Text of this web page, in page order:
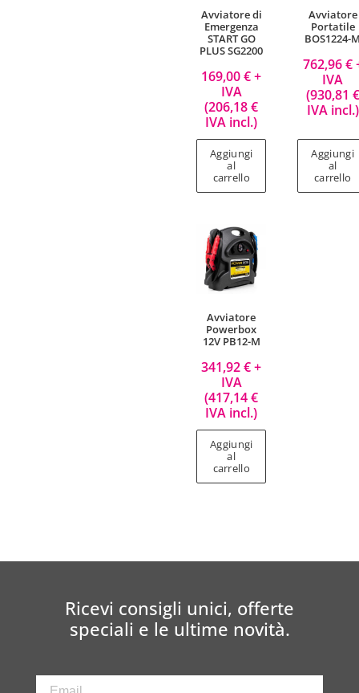
Avviatore di
Emergenza
START GO
PLUS SG2200
169,00€+
IVA
(206,18€
IVA incl.)
Aggiungi
al
carrello
Avviatore
Portatile
BOS1224-
762,96€
IVA
(930,81 €
IVA incl.)
Aggiungi
al
carrello
Avviatore
Powerbox
12V PB12-M
341,92€+
IVA
(417,14€
IVA incl.)
Aggiungi
al
carrello
Ricevi consigli unici, offerte
speciali e le ultime novità.